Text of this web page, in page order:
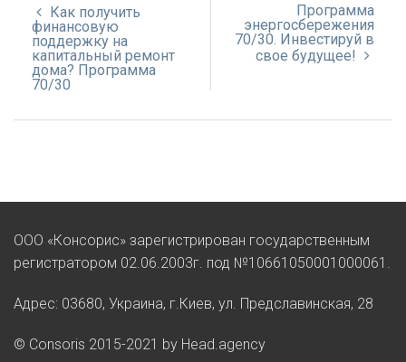
Как получить
финансовую
поддержку на
капитальный ремонт
дома? Программа
70/30
Программа
энергосбережения
70/30. Инвестируй в
свое будущее!
ООО «Консорис» зарегистрирован государственным
регистратором 02.06.2003г. под №10661050001000061.
Адрес: 03680, Украина, г.Киев, ул. Предславинская, 28
© Consoris 2015-2021 by Head.agency